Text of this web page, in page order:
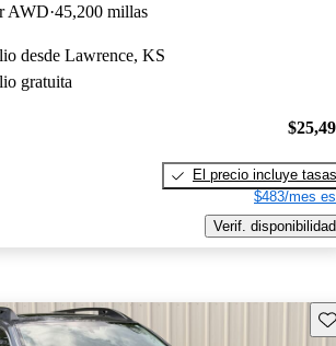
AWD 45,200 millas
desde Lawrence, KS
gratuita
El precio incluye tasas
$483/mes
Verif. disponibilidad